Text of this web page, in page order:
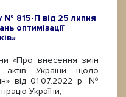
№ 815-П від 25 липня
оптимізації
«Про внесення змін
України щодо
від 01.07.2022 р. №
України,